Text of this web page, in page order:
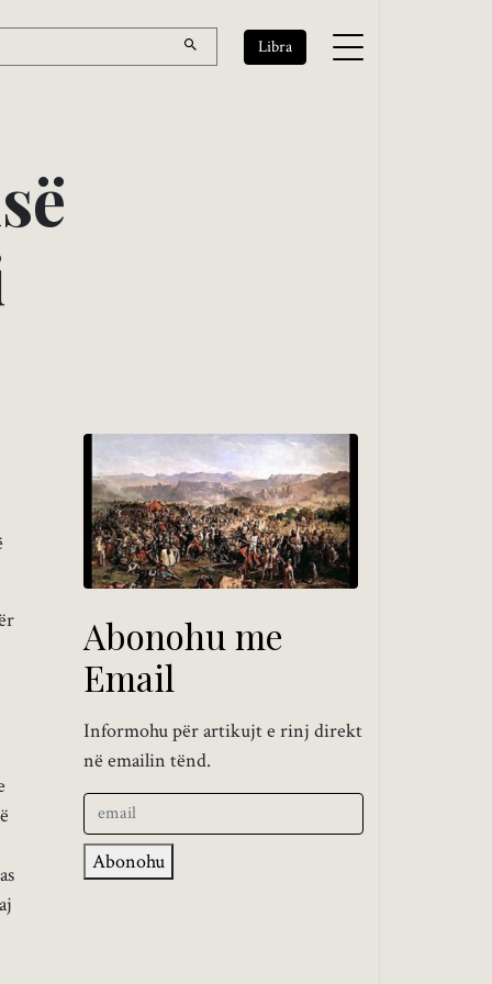
Libra
së
Abonohu me
Email
Informohu për artikujt e rinj direkt
në emailin tënd.
Abonohu